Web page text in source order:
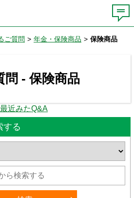
ご質問 > 年金・保険商品 > 保険商品
問 - 保険商品
最近みたQ&A
する